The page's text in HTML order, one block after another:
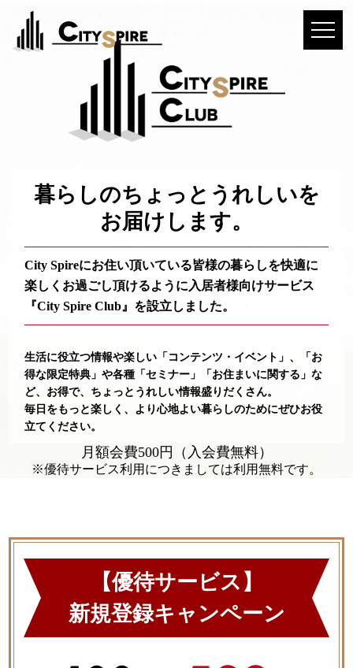
暮らしのちょっとうれしいを
お届けします。
City Spireにお住い頂いている皆様の暮らしを快適に
楽しくお過ごし頂けるように 入居者様向けサービス
『City Spire Club』を設立しました。
生活に役立つ情報や楽しい「コンテンツ・イベント」、「お
得な限定特典」や各種「セミナー」「お住まいに関する」な
ど、 お得で、ちょっとうれしい情報盛りだくさん。
毎日をもっと楽しく、より心地よい暮らしのためにぜひお役
立てください。
月額会費500円（入会費無料）
※優待サービス利用につきましては利用無料です。
【優待サービス】
新規登録キャンペーン